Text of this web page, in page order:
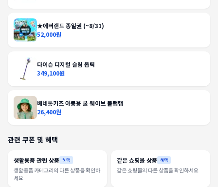
★에버랜드 종일권 (~8/31)
52,000원
다이슨 디지털 슬림 옵틱
349,100원
베네통키즈 아동용 쿨 웨이브 플랩캡
26,400원
관련 쿠폰 및 혜택
생활용품 관련 상품 혜택
생활용품 카테고리의 다른 상품을 확인하
세요
같은 쇼핑몰 상품 혜택
같은 쇼핑몰의 다른 상품을 확인하세요